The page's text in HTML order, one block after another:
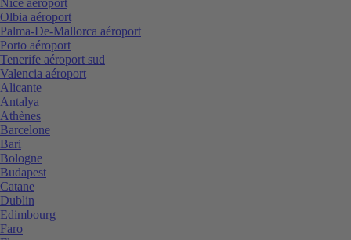
Olbia aéroport
Palma-De-Mallorca aéroport
Porto aéroport
Tenerife aéroport sud
Valencia aéroport
Alicante
Antalya
Athènes
Barcelone
Bari
Bologne
Budapest
Catane
Dublin
Edimbourg
Faro